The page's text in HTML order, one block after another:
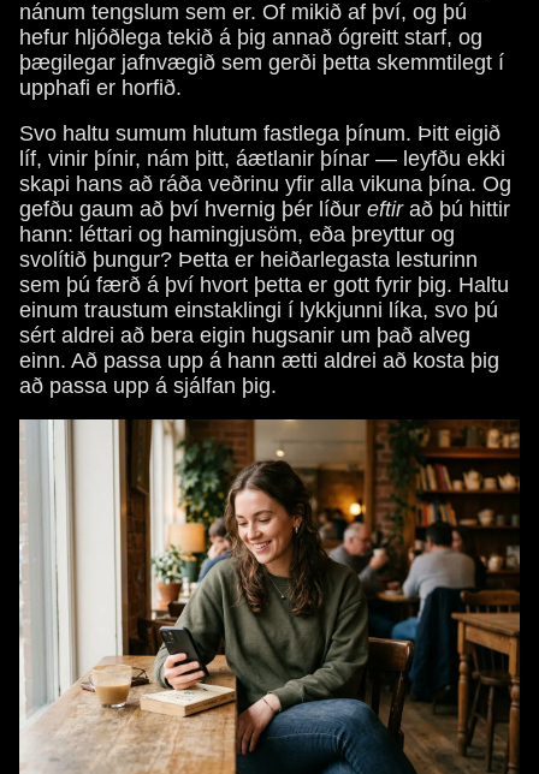
nánum tengslum sem er. Of mikið af því, og þú
hefur hljóðlega tekið á þig annað ógreitt starf, og
þægilegar jafnvægið sem gerði þetta skemmtilegt í
upphafi er horfið.
Svo haltu sumum hlutum fastlega þínum. Þitt eigið
líf, vinir þínir, nám þitt, áætlanir þínar — leyfðu ekki
skapi hans að ráða veðrinu yfir alla vikuna þína. Og
gefðu gaum að því hvernig þér líður eftirað þú hittir
hann: léttari og hamingjusöm, eða þreyttur og
svolítið þungur? Þetta er heiðarlegasta lesturinn
sem þú færð á því hvort þetta er gott fyrir þig. Haltu
einum traustum einstaklingi í lykkjunni líka, svo þú
sért aldrei að bera eigin hugsanir um það alveg
einn. Að passa upp á hann ætti aldrei að kosta þig
að passa upp á sjálfan þig.